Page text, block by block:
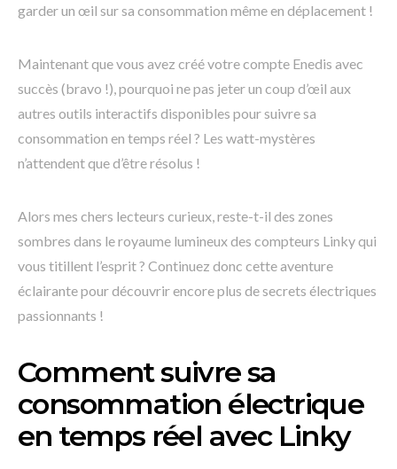
garder un œil sur sa consommation même en déplacement !
Maintenant que vous avez créé votre compte Enedis avec
succès (bravo !), pourquoi ne pas jeter un coup d’œil aux
autres outils interactifs disponibles pour suivre sa
consommation en temps réel ? Les watt-mystères
n’attendent que d’être résolus !
Alors mes chers lecteurs curieux, reste-t-il des zones
sombres dans le royaume lumineux des compteurs Linky qui
vous titillent l’esprit ? Continuez donc cette aventure
éclairante pour découvrir encore plus de secrets électriques
passionnants !
Comment suivre sa
consommation électrique
en temps réel avec Linky